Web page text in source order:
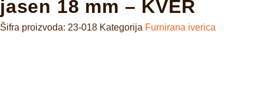
jasen 18 mm – KVER
Šifra proizvoda: 23-018 Kategorija Furnirana iverica